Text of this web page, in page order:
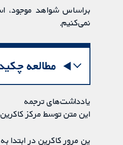
براساس شواهد موجود،
نمی‌کنیم.
مطالعه
یادداشت‌های ترجمه
این متن توسط مرکز
ین مرور کاکرین در